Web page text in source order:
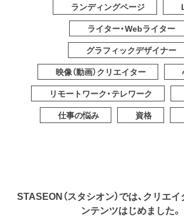
ランディングページ
ライター・Webライター
グラフィックデザイナー
映像（動画）クリエイター
リモートワーク・テレワーク
仕事の悩み
資格
STASEON（スタシオン）では、クリエ
ンテンツはじめました。